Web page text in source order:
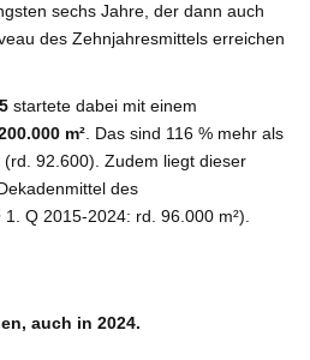
sechs Jahre, der dann auch
des Zehnjahresmittels erreichen
startete dabei mit einem
m² . Das sind 116 % mehr als
92.600). Zudem liegt dieser
des
Q 2015-2024: rd. 96.000 m²).
auch in 2024.